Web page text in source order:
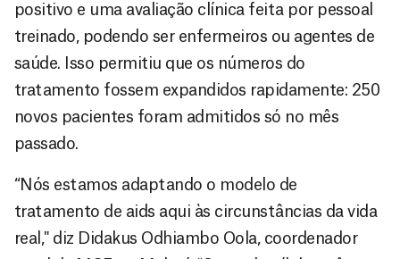
positivo e uma avaliação clínica feita por pessoal
treinado, podendo ser enfermeiros ou agentes de
saúde. Isso permitiu que os números do
tratamento fossem expandidos rapidamente: 250
novos pacientes foram admitidos só no mês
passado.
“Nós estamos adaptando o modelo de
tratamento de aids aqui às circunstâncias da vida
real," diz Didakus Odhiambo Oola, coordenador